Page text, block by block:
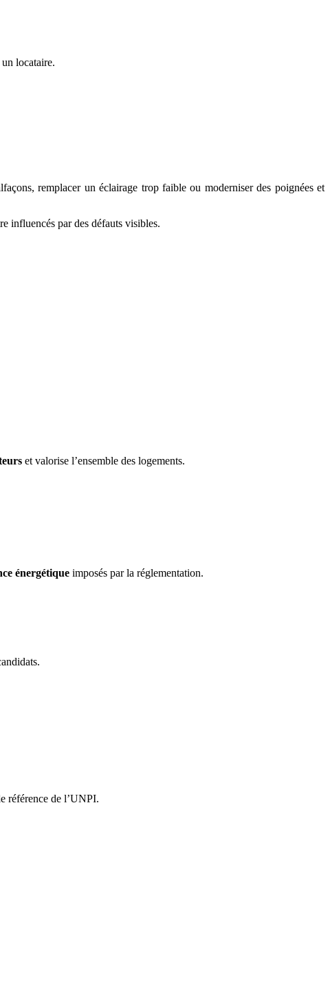
locataire.
remplacer un éclairage trop faible ou moderniser des poignées et
influencés par des défauts visibles.
et valorise l’ensemble des logements.
énergétique imposés par la réglementation.
référence de l’UNPI.